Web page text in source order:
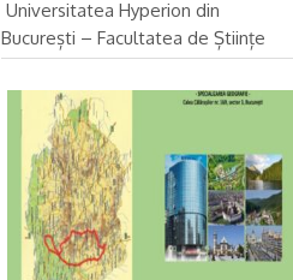
Universitatea Hyperion din
București – Facultatea de Științe
Juridice a organizat în parteneriat cu
Asociația Pompilius, Conferința
Internațională „Combaterea
traficului de droguri și a...